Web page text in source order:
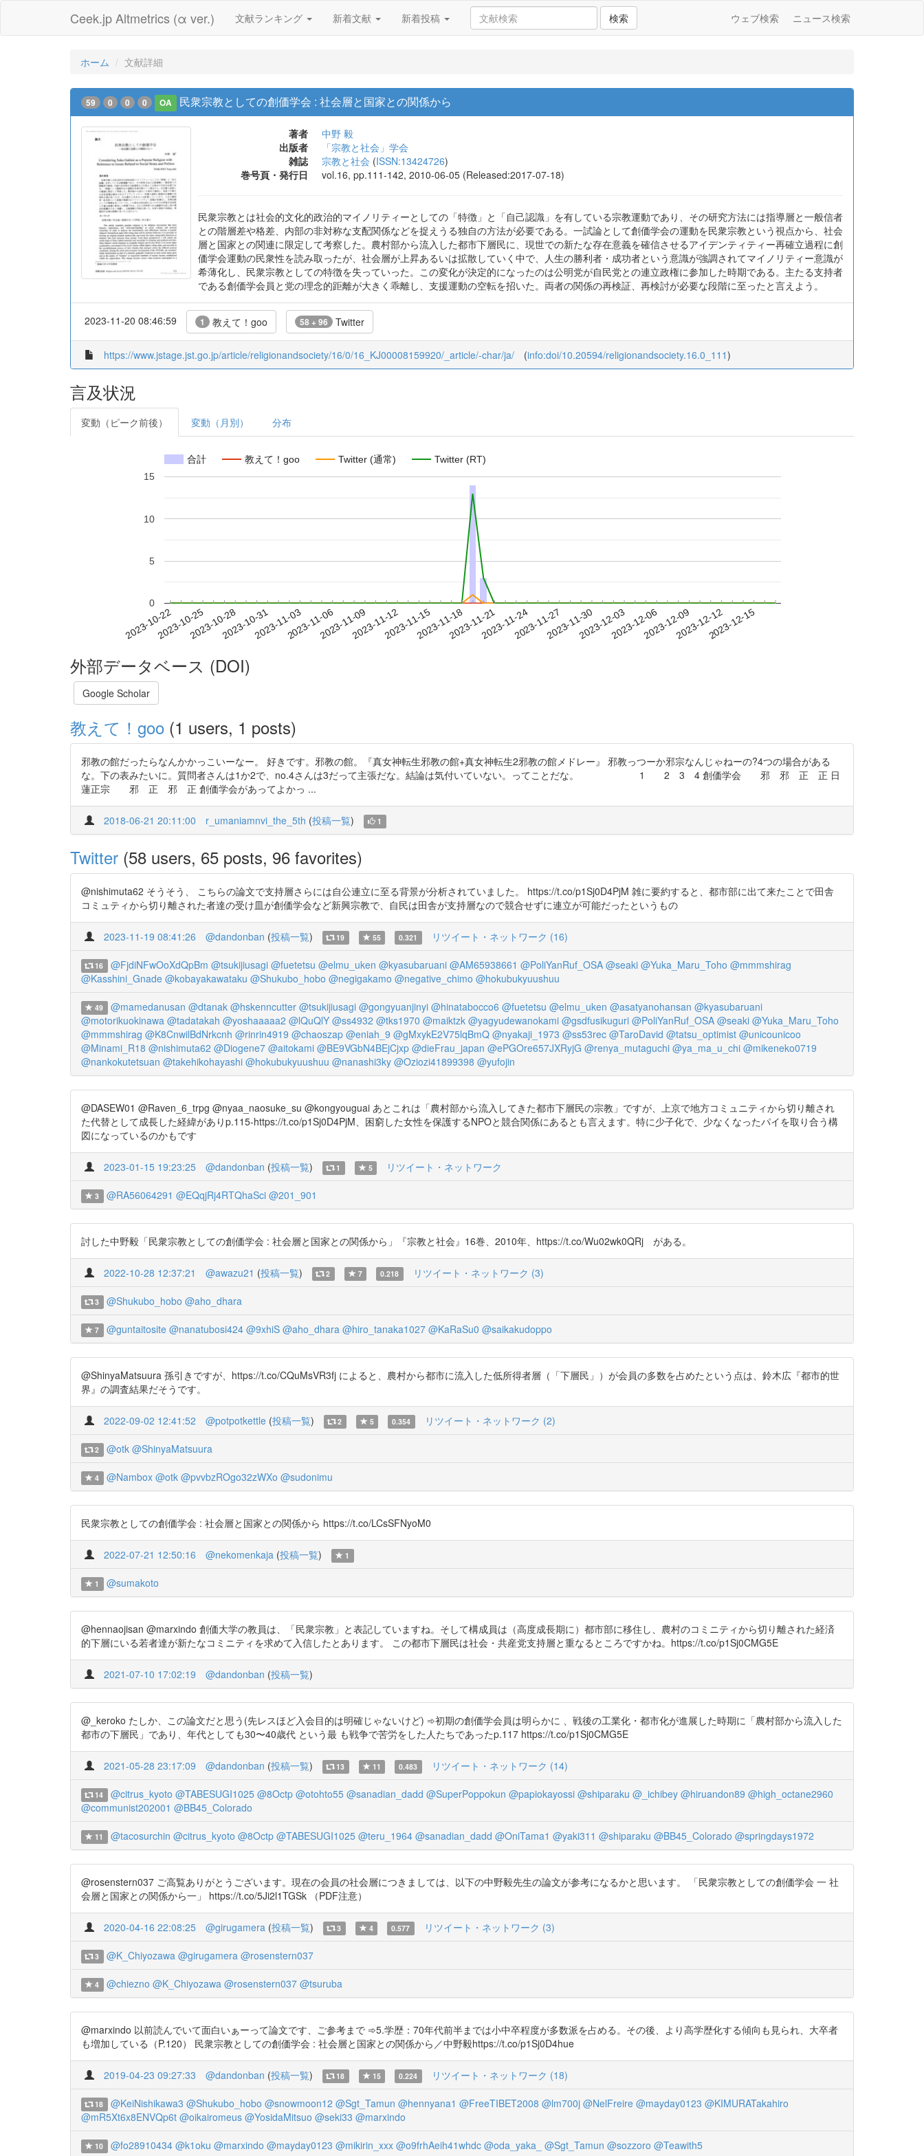
Ceek.jp Altmetrics (α ver.) 文献ランキング 新着文献 新着投稿 検索 ウェブ検索 ニュース検索
ホーム 文献詳細
59 0 0 0 OA 民衆宗教としての創価学会 : 社会層と国家との関係から
著者
中野 毅
出版者
「宗教と社会」学会
雑誌
宗教と社会 (ISSN:13424726)
巻号頁・発行日
vol.16, pp.111-142, 2010-06-05 (Released:2017-07-18)
民衆宗教とは社会的文化的政治的マイノリティーとしての「特徴」と「自己認識」を有している宗教運動であり、その研究方法には指導層と一般信者
との階層差や格差、内部の非対称な支配関係などを捉えうる独自の方法が必要である。一試論として創価学会の運動を民衆宗教という視点から、社会
層と国家との関連に限定して考察した。農村部から流入した都市下層民に、現世での新たな存在意義を確信させるアイデンティティー再確立過程に創
価学会運動の民衆性を読み取ったが、社会層が上昇あるいは拡散していく中で、人生の勝利者・成功者という意識が強調されてマイノリティー意識が
希薄化し、民衆宗教としての特徴を失っていった。この変化が決定的になったのは公明党が自民党との連立政権に参加した時期である。主たる支持者
である創価学会員と党の理念的距離が大きく乖離し、支援運動の空転を招いた。両者の関係の再検証、再検討が必要な段階に至ったと言えよう。
2023-11-20 08:46:59 1 教えて！goo 58 + 96 Twitter
https://www.jstage.jst.go.jp/article/religionandsociety/16/0/16_KJ00008159920/_article/-char/ja/ (info:doi/10.20594/religionandsociety.16.0_111)
言及状況
変動（ピーク前後） 変動（月別） 分布
合計 教えて！goo Twitter (通常) Twitter (RT)
2023-10-222023-10-252023-10-282023-10-312023-11-032023-11-062023-11-092023-11-122023-11-152023-11-182023-11-212023-11-242023-11-272023-11-302023-12-032023-12-062023-12-092023-12-122023-12-15
0
5
10
15
外部データベース (DOI)
Google Scholar
教えて！goo (1 users, 1 posts)
邪教の館だったらなんかかっこいーなー。 好きです。邪教の館。『真女神転生邪教の館+真女神転生2邪教の館メドレー』 邪教っつーか邪宗なんじゃねーの?4つの場合がある
な。下の表みたいに。質問者さんは1か2で、no.4さんは3だって主張だな。結論は気付いていない。ってことだな。 1 2 3 4 創価学会 邪 邪 正 正 日
蓮正宗 邪 正 邪 正 創価学会があってよかっ ...
2018-06-21 20:11:00 r_umaniamnvi_the_5th (投稿一覧) 1
Twitter (58 users, 65 posts, 96 favorites)
@nishimuta62 そうそう、 こちらの論文で支持層さらには自公連立に至る背景が分析されていました。 https://t.co/p1Sj0D4PjM 雑に要約すると、都市部に出て来たことで田舎
コミュティから切り離された者達の受け皿が創価学会など新興宗教で、自民は田舎が支持層なので競合せずに連立が可能だったというもの
2023-11-19 08:41:26 @dandonban (投稿一覧) 19 55 0.321 リツイート・ネットワーク (16)
16 @FjdiNFwOoXdQpBm @tsukijiusagi @fuetetsu @elmu_uken @kyasubaruani @AM65938661 @PoliYanRuf_OSA @seaki @Yuka_Maru_Toho @mmmshirag
@Kasshini_Gnade @kobayakawataku @Shukubo_hobo @negigakamo @negative_chimo @hokubukyuushuu
49 @mamedanusan @dtanak @hskenncutter @tsukijiusagi @gongyuanjinyi @hinatabocco6 @fuetetsu @elmu_uken @asatyanohansan @kyasubaruani
@motorikuokinawa @tadatakah @yoshaaaaa2 @lQuQlY @ss4932 @tks1970 @maiktzk @yagyudewanokami @gsdfusikuguri @PoliYanRuf_OSA @seaki @Yuka_Maru_Toho
@mmmshirag @K8CnwilBdNrkcnh @rinrin4919 @chaoszap @eniah_9 @gMxykE2V75lqBmQ @nyakaji_1973 @ss53rec @TaroDavid @tatsu_optimist @unicounicoo
@Minami_R18 @nishimuta62 @Diogene7 @aitokami @BE9VGbN4BEjCjxp @dieFrau_japan @ePGOre657JXRyjG @renya_mutaguchi @ya_ma_u_chi @mikeneko0719
@nankokutetsuan @takehikohayashi @hokubukyuushuu @nanashi3ky @Oziozi41899398 @yufojin
@DASEW01 @Raven_6_trpg @nyaa_naosuke_su @kongyouguai あとこれは「農村部から流入してきた都市下層民の宗教」ですが、上京で地方コミュニティから切り離され
た代替として成長した経緯がありp.115-https://t.co/p1Sj0D4PjM、困窮した女性を保護するNPOと競合関係にあるとも言えます。特に少子化で、少なくなったパイを取り合う構
図になっているのかもです
2023-01-15 19:23:25 @dandonban (投稿一覧) 1 5 リツイート・ネットワーク
3 @RA56064291 @EQqjRj4RTQhaSci @201_901
討した中野毅「民衆宗教としての創価学会 : 社会層と国家との関係から」『宗教と社会』16巻、2010年、https://t.co/Wu02wk0QRj がある。
2022-10-28 12:37:21 @awazu21 (投稿一覧) 2 7 0.218 リツイート・ネットワーク (3)
3 @Shukubo_hobo @aho_dhara
7 @guntaitosite @nanatubosi424 @9xhiS @aho_dhara @hiro_tanaka1027 @KaRaSu0 @saikakudoppo
@ShinyaMatsuura 孫引きですが、https://t.co/CQuMsVR3fj によると、農村から都市に流入した低所得者層（「下層民」）が会員の多数を占めたという点は、鈴木広『都市的世
界』の調査結果だそうです。
2022-09-02 12:41:52 @potpotkettle (投稿一覧) 2 5 0.354 リツイート・ネットワーク (2)
2 @otk @ShinyaMatsuura
4 @Nambox @otk @pvvbzROgo32zWXo @sudonimu
民衆宗教としての創価学会 : 社会層と国家との関係から https://t.co/LCsSFNyoM0
2022-07-21 12:50:16 @nekomenkaja (投稿一覧) 1
1 @sumakoto
@hennaojisan @marxindo 創価大学の教員は、「民衆宗教」と表記していますね。そして構成員は（高度成長期に）都市部に移住し、農村のコミニティから切り離された経済
的下層にいる若者達が新たなコミニティを求めて入信したとあります。 この都市下層民は社会・共産党支持層と重なるところですかね。https://t.co/p1Sj0CMG5E
2021-07-10 17:02:19 @dandonban (投稿一覧)
@_keroko たしか、この論文だと思う(先レスほど入会目的は明確じゃないけど) ➾初期の創価学会員は明らかに 、戦後の工業化・都市化が進展した時期に「農村部から流入した
都市の下層民」であり、年代としても30〜40歳代 という最 も戦争で苦労をした人たちであったp.117 https://t.co/p1Sj0CMG5E
2021-05-28 23:17:09 @dandonban (投稿一覧) 13 11 0.483 リツイート・ネットワーク (14)
14 @citrus_kyoto @TABESUGI1025 @8Octp @otohto55 @sanadian_dadd @SuperPoppokun @papiokayossi @shiparaku @_ichibey @hiruandon89 @high_octane2960
@communist202001 @BB45_Colorado
11 @tacosurchin @citrus_kyoto @8Octp @TABESUGI1025 @teru_1964 @sanadian_dadd @OniTama1 @yaki311 @shiparaku @BB45_Colorado @springdays1972
@rosenstern037 ご高覧ありがとうございます。現在の会員の社会層につきましては、以下の中野毅先生の論文が参考になるかと思います。 「民衆宗教としての創価学会 一 社
会層と国家との関係から一」 https://t.co/5Ji2l1TGSk （PDF注意）
2020-04-16 22:08:25 @girugamera (投稿一覧) 3 4 0.577 リツイート・ネットワーク (3)
3 @K_Chiyozawa @girugamera @rosenstern037
4 @chiezno @K_Chiyozawa @rosenstern037 @tsuruba
@marxindo 以前読んでいて面白いぁーって論文です、ご参考まで ➾5.学歴：70年代前半までは小中卒程度が多数派を占める。その後、より高学歴化する傾向も見られ、大卒者
も増加している（P.120） 民衆宗教としての創価学会 : 社会層と国家との関係から／中野毅https://t.co/p1Sj0D4hue
2019-04-23 09:27:33 @dandonban (投稿一覧) 18 15 0.224 リツイート・ネットワーク (18)
18 @KeiNishikawa3 @Shukubo_hobo @snowmoon12 @Sgt_Tamun @hennyana1 @FreeTIBET2008 @lm700j @NelFreire @mayday0123 @KIMURATakahiro
@mR5Xt6x8ENVQp6t @oikairomeus @YosidaMitsuo @seki33 @marxindo
10 @fo28910434 @k1oku @marxindo @mayday0123 @mikirin_xxx @o9frhAeih41whdc @oda_yaka_ @Sgt_Tamun @sozzoro @Teawith5